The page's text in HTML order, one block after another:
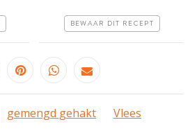
Erg makkelijk
BEWAAR DIT RECEPT
gemengd gehakt
Vlees